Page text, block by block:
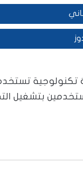
تكنولوجية تستخدم
بتشغيل